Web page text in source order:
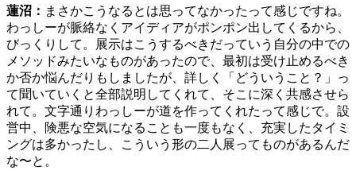
蓮沼： まさかこうなるとは思ってなかったって感じですね。
わっしーが脈絡なくアイディアがポンポン出してくるから、
びっくりして。展示はこうするべきだっていう自分の中での
メソッドみたいなものがあったので、最初は受け止めるべき
か否か悩んだりもしましたが、詳しく「どういうこと？」っ
て聞いていくと全部説明してくれて、そこに深く共感させら
れて。文字通りわっしーが道を作ってくれたって感じで。設
営中、険悪な空気になることも一度もなく、充実したタイミ
ングは多かったし、こういう形の二人展ってものがあるんだ
な〜と。